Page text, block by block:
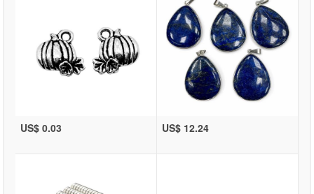
US$ 0.03 US$ 12.24